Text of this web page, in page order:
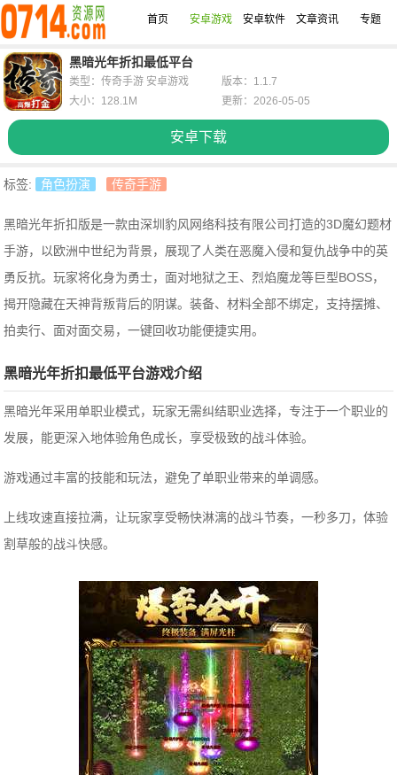
首页 安卓游戏 安卓软件 文章资讯 专题
黑暗光年折扣最低平台
安卓下载
类型：传奇手游 安卓游戏
版本：1.1.7
大小：128.1M
更新：2026-05-05
标签: 角色扮演 传奇手游
黑暗光年折扣版是一款由深圳豹风网络科技有限公司打造的3D魔幻题材
手游，以欧洲中世纪为背景，展现了人类在恶魔入侵和复仇战争中的英
勇反抗。玩家将化身为勇士，面对地狱之王、烈焰魔龙等巨型BOSS，
揭开隐藏在天神背叛背后的阴谋。装备、材料全部不绑定，支持摆摊、
拍卖行、面对面交易，一键回收功能便捷实用。
黑暗光年折扣最低平台游戏介绍
黑暗光年采用单职业模式，玩家无需纠结职业选择，专注于一个职业的
发展，能更深入地体验角色成长，享受极致的战斗体验。
游戏通过丰富的技能和玩法，避免了单职业带来的单调感。
上线攻速直接拉满，让玩家享受畅快淋漓的战斗节奏，一秒多刀，体验
割草般的战斗快感。